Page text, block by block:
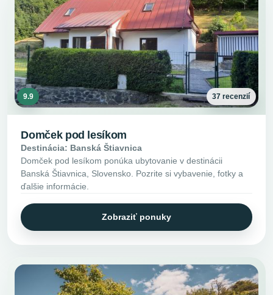
9.9 37 recenzií
Domček pod lesíkom
Destinácia: Banská Štiavnica
Domček pod lesíkom ponúka ubytovanie v destinácii
Banská Štiavnica, Slovensko. Pozrite si vybavenie, fotky a
ďalšie informácie.
Zobraziť ponuky